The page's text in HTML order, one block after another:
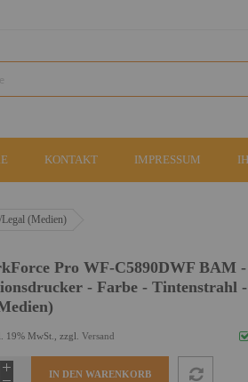
KONTAKT IMPRESSUM
(Medien)
Pro WF-C5890DWF BAM -
- Farbe - Tintenstrahl -
19% MwSt., zzgl. Versand
IN DEN WARENKORB